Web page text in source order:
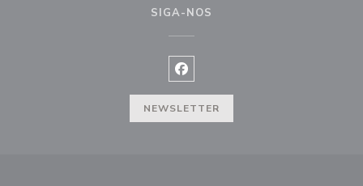
SIGA-NOS
Facebook ((abre numa nova
NEWSLETTER